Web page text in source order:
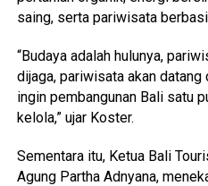
saing, serta pariwisata
“Budaya adalah hulunya,
dijaga, pariwisata akan datang
ingin pembangunan Bali satu
kelola,” ujar Koster.
Sementara itu, Ketua Bali
Agung Partha Adnyana,